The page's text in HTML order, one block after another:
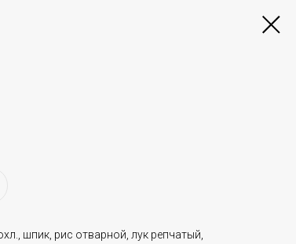
шпик, рис отварной, лук репчатый,